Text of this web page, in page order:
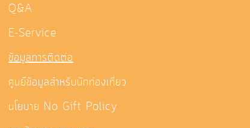
Q&A
E-Service
ข้อมูลการติดต่อ
ศูนย์ข้อมูลสำหรับนักท่องเที่ยว
นโยบาย No Gift Policy